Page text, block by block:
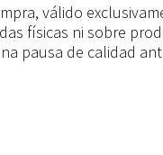
válido
físicas ni sobre
pausa de calidad